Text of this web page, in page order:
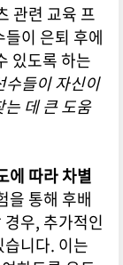
관련 교육 프
이 은퇴 후에
있도록 하는
수들이 자신이
데 큰 도움
에 따라 차별
을 통해 후배
우, 추가적인
니다. 이는